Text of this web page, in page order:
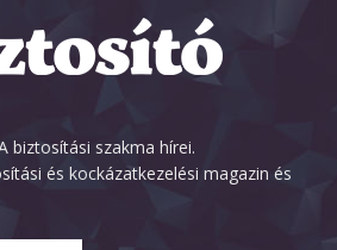
biztosítási szakma hírei.
és kockázatkezelési magazin és